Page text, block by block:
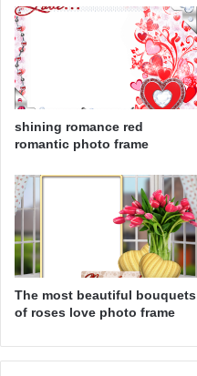
shining romance red
romantic photo frame
The most beautiful bouquets
of roses love photo frame